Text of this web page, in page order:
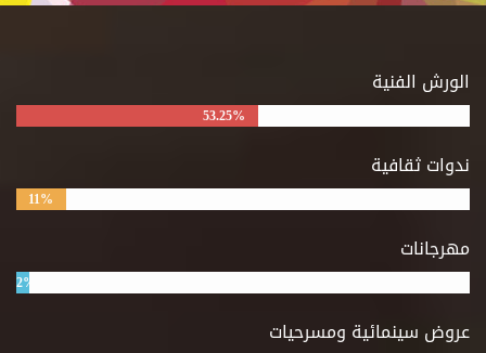
الورش الفنية
53.25%
ندوات ثقافية
11%
مهرجانات
2%
عروض سينمائية ومسرحيات